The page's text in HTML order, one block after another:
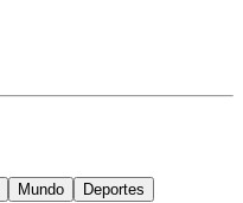
Mundo
Deportes